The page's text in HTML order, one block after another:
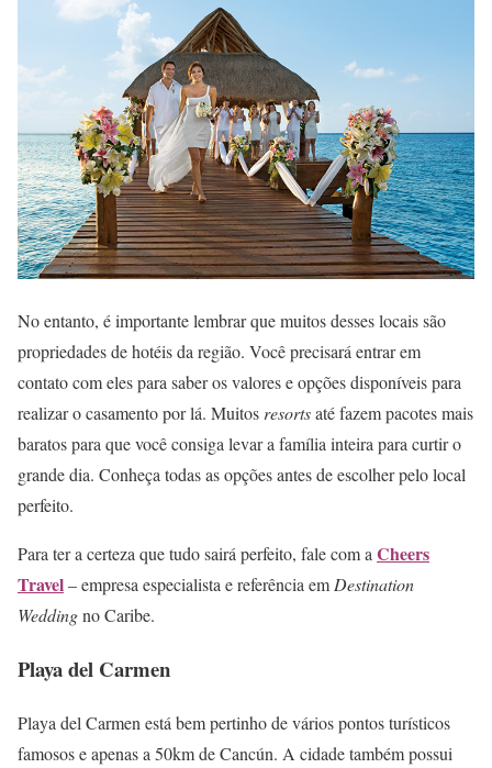
No entanto, é importante lembrar que muitos desses locais são
propriedades de hotéis da região. Você precisará entrar em
contato com eles para saber os valores e opções disponíveis para
realizar o casamento por lá. Muitosresortsaté fazem pacotes mais
baratos para que você consiga levar a família inteira para curtir o
grande dia. Conheça todas as opções antes de escolher pelo local
perfeito.
Para ter a certeza que tudo sairá perfeito, fale com aCheers
Travel– empresa especialista e referência emDestination
Weddingno Caribe.
Playa del Carmen
Playa del Carmen está bem pertinho de vários pontos turísticos
famosos e apenas a 50km de Cancún. A cidade também possui